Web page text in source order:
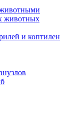
животными
животных
и коптилен